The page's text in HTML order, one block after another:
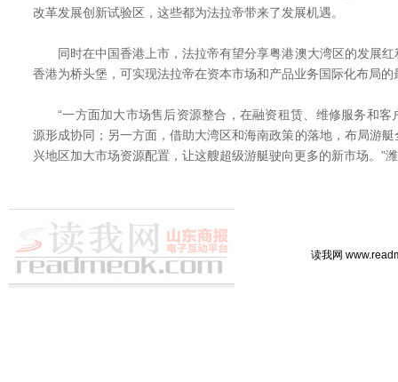
改革发展创新试验区，这些都为法拉帝带来了发展机遇。
同时在中国香港上市，法拉帝有望分享粤港澳大湾区的发展红
香港为桥头堡，可实现法拉帝在资本市场和产品业务国际化布
“一方面加大市场售后资源整合，在融资租赁、维修服务和客
源形成协同；另一方面，借助大湾区和海南政策的落地，布局游
兴地区加大市场资源配置，让这艘超级游艇驶向更多的新市场。”
读我网